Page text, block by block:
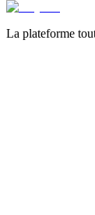
La plateforme